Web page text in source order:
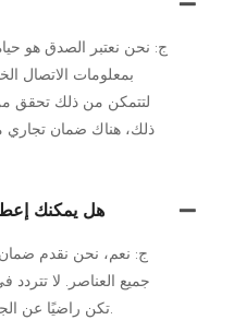
ج: نحن نعتبر الصدق هو
بمعلومات الاتصال
لتتمكن من ذلك تحقق من
ذلك، هناك ضمان تجاري
3. هل يمكنك
جميع العناصر. لا تتردد
تكن راضيًا عن الجودة أو الخدمة التي نقدمها.